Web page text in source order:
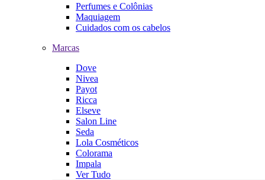
Perfumes e Colônias
Maquiagem
Cuidados com os cabelos
Marcas
Dove
Nivea
Payot
Ricca
Elseve
Salon Line
Seda
Lola Cosméticos
Colorama
Impala
Ver Tudo